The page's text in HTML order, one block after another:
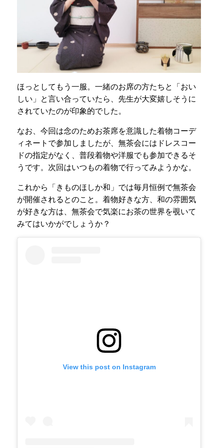
ほっとしてもう一服。一緒のお席の方たちと「おい
しい」と言い合っていたら、先生が大変嬉しそうに
されていたのが印象的でした。
なお、今回は念のためお茶席を意識した着物コーデ
ィネートで参加しましたが、無茶会にはドレスコー
ドの指定がなく、普段着物や洋服でも参加できるそ
うです。次回はいつもの着物で行ってみようかな。
これから「きものほしか和」では毎月恒例で無茶会
が開催されるとのこと。着物好きな方、和の雰囲気
が好きな方は、無茶会で気楽にお茶の世界を覗いて
みてはいかがでしょうか？
View this post on Instagram